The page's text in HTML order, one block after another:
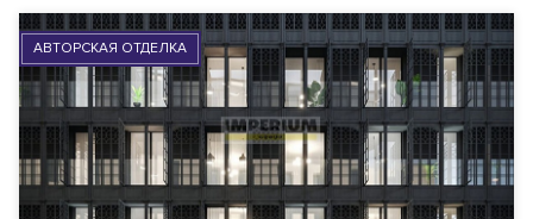
АВТОРСКАЯ ОТДЕЛКА